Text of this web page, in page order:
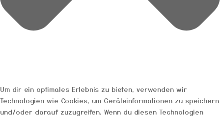
Um dir ein optimales Erlebnis zu bieten, verwenden wir
Technologien wie Cookies, um Geräteinformationen zu speichern
und/oder darauf zuzugreifen. Wenn du diesen Technologien